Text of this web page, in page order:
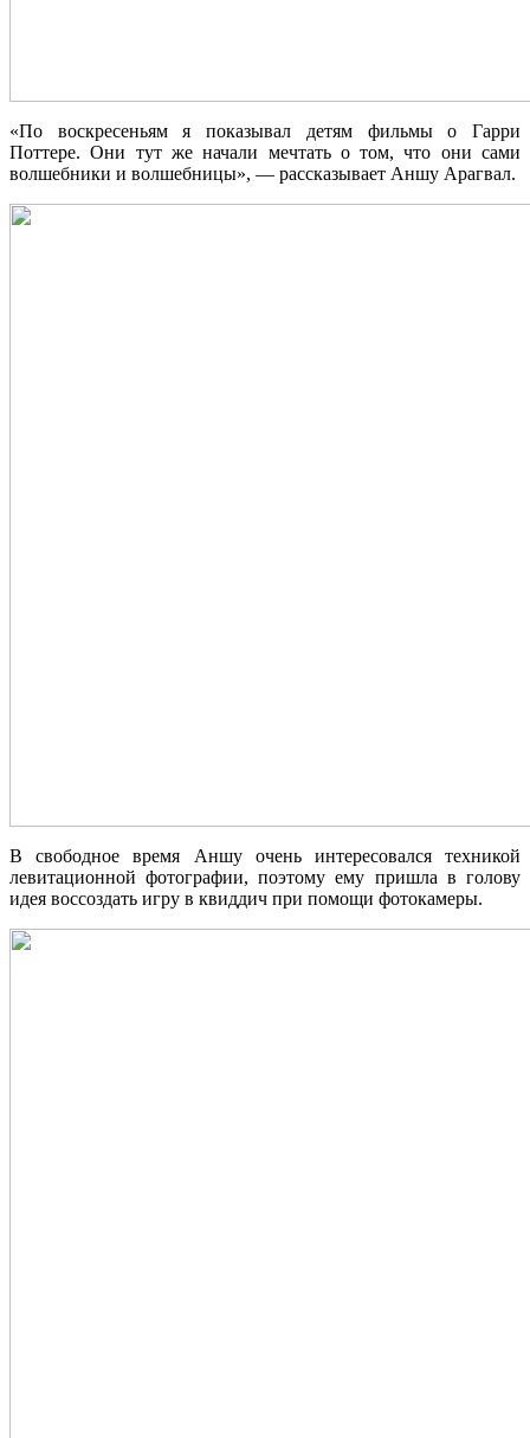
«По воскресеньям я показывал детям фильмы о Гарри
Поттере. Они тут же начали мечтать о том, что они сами
волшебники и волшебницы», — рассказывает Аншу Арагвал.
В свободное время Аншу очень интересовался техникой
левитационной фотографии, поэтому ему пришла в голову
идея воссоздать игру в квиддич при помощи фотокамеры.